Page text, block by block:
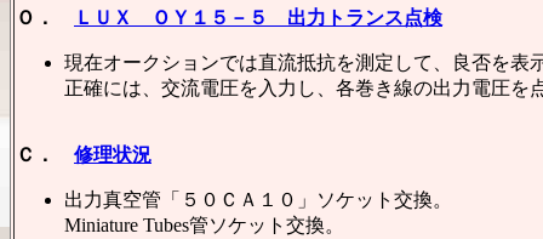
Ｏ． ＬＵＸ ＯＹ１５－５ 出力トランス点検
現在オークションでは直流抵抗を測定して、良否を表
正確には、交流電圧を入力し、各巻き線の出力電圧を
Ｃ． 修理状況
出力真空管「５０ＣＡ１０」ソケット交換。
Miniature Tubes管ソケット交換。